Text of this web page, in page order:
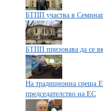
БТПП участва в
БТПП призовава да се
На традиционна среща
председателство на ЕС